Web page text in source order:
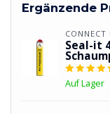
Ergänzende
CONNECT
Seal-it
Auf Lager